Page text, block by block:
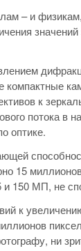
– и
к
потока в
оптике.
15
150 МП, не
к
ни